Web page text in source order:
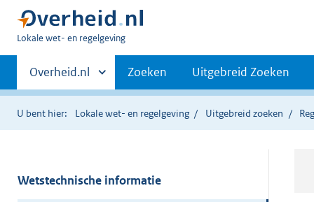
U
hier:
Lokale wet- en regelgeving
Primaire
navigatie
Andere
sites
binnen
Overheid.nl Zoeken Uitgebreid Zoeken
U bent hier: Lokale wet- en regelgeving Uitgebreid zoeken
Wetstechnische informatie